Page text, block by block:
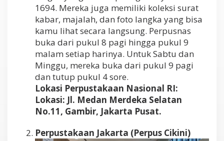
1694. Mereka juga memiliki koleksi surat
kabar, majalah, dan foto langka yang bisa
kamu lihat secara langsung. Perpusnas
buka dari pukul 8 pagi hingga pukul 9
malam setiap harinya. Untuk Sabtu dan
Minggu, mereka buka dari pukul 9 pagi
dan tutup pukul 4 sore.
Lokasi Perpustakaan Nasional RI:
Lokasi: Jl. Medan Merdeka Selatan
No.11, Gambir, Jakarta Pusat.
Perpustakaan Jakarta (Perpus Cikini)